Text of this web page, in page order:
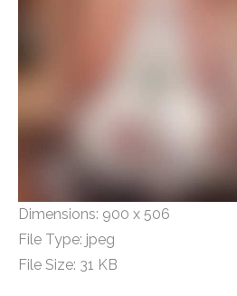
Dimensions: 900 x 506
File Type: jpeg
File Size: 31 KB